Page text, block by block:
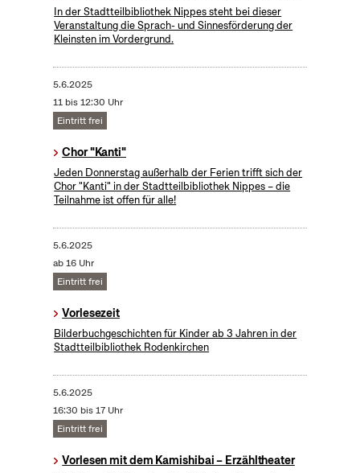
In der Stadtteilbibliothek Nippes steht bei dieser
Veranstaltung die Sprach- und Sinnesförderung der
Kleinsten im Vordergrund.
5.6.2025
11 bis 12:30 Uhr
Eintritt frei
Chor "Kanti"
Jeden Donnerstag außerhalb der Ferien trifft sich der
Chor "Kanti" in der Stadtteilbibliothek Nippes – die
Teilnahme ist offen für alle!
5.6.2025
ab 16 Uhr
Eintritt frei
Vorlesezeit
Bilderbuchgeschichten für Kinder ab 3 Jahren in der
Stadtteilbibliothek Rodenkirchen
5.6.2025
16:30 bis 17 Uhr
Eintritt frei
Vorlesen mit dem Kamishibai – Erzähltheater